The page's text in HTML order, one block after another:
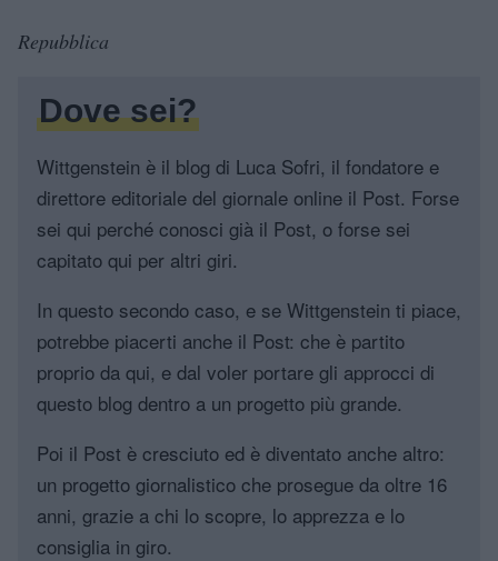
Repubblica
Dove sei?
Wittgenstein è il blog di Luca Sofri, il fondatore e
direttore editoriale del giornale online il Post. Forse
sei qui perché conosci già il Post, o forse sei
capitato qui per altri giri.
In questo secondo caso, e se Wittgenstein ti piace,
potrebbe piacerti anche il Post: che è partito
proprio da qui, e dal voler portare gli approcci di
questo blog dentro a un progetto più grande.
Poi il Post è cresciuto ed è diventato anche altro:
un progetto giornalistico che prosegue da oltre 16
anni, grazie a chi lo scopre, lo apprezza e lo
consiglia in giro.